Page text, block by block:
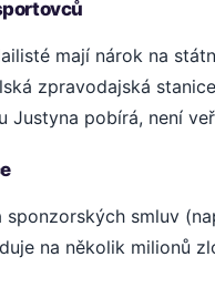
mají nárok na
zpravodajská
Justyna pobírá, není
smluv
na několik milionů